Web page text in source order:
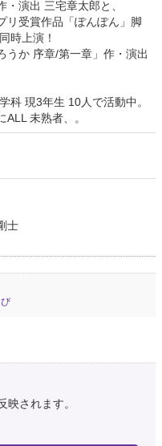
・演出 三宅章太郎と、
リ受賞作品「ぽんぽん」脚
時上演！
うか 序章/第一章」作・演出
科 現3年生 10人で活動中。
未熟者、。
士
されます。